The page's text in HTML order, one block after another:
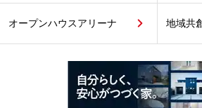
オープンハウスアリーナ 地域共